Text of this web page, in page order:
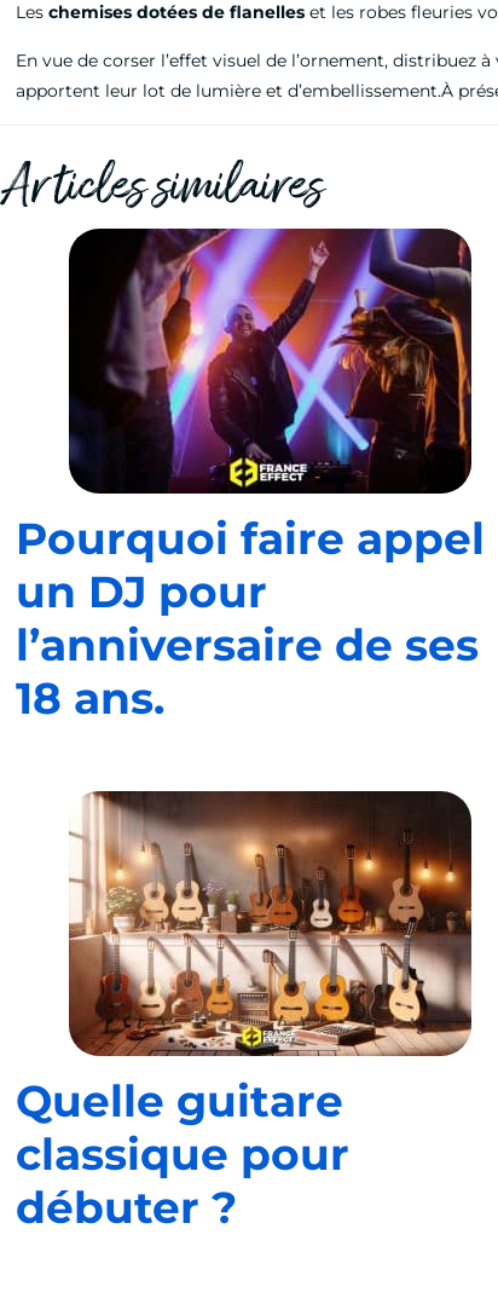
Leschemises dotées de flanelles et les robes fleuries
En vue de corser l’effet visuel de l’ornement, distribuez
apportent leur lot de lumière et d’embellissement.À
Articles similaires
Pourquoi faire appel
un DJ pour
l’anniversaire de ses
18 ans.
Quelle guitare
classique pour
débuter ?